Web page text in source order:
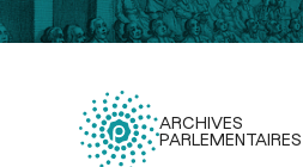
ARCHIVES
PARLEMENTAIRES